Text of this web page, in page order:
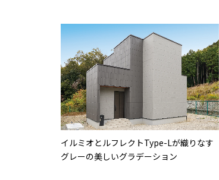
イルミオとルフレクトType-Lが織りなす
グレーの美しいグラデーション